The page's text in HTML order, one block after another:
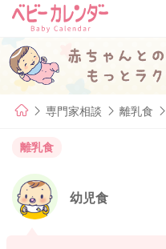
専門家相談 離乳食
離乳食
幼児食